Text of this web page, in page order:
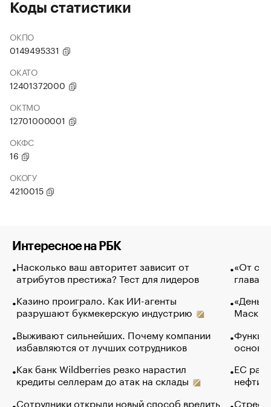
Коды статистики
ОКПО
0149495331
ОКАТО
12401372000
ОКТМО
12701000001
ОКФС
16
ОКОГУ
4210015
Интересное на РБК
Насколько ваш авторитет зависит от
атрибутов престижа? Тест для лидеров
Казино проиграло. Как ИИ-агенты
разрушают букмекерскую индустрию
Выживают сильнейших. Почему компании
избавляются от лучших сотрудников
Как банк Wildberries резко нарастил
кредиты селлерам до атак на склады
Сотрудники открыли новый способ вредить
«От
глава
Маск в
основ
ЕС
нефти